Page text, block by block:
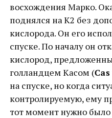
восхождения Марко.
поднялся на К2 без
кислорода. Он его
спуске. По началу он
кислород,
голландцем Касом (
на спуске, но когда
контролируемую, ему
тот момент нужно было